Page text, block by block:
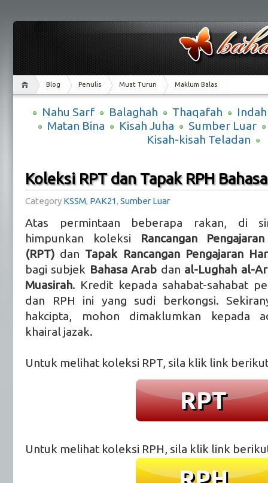
Blog Penulis Muat Turun Maklum Balas
Nahu Sarf Balaghah Thaqafah
Matan Bina
Kisah Juha
Sumber Luar
Kisah-kisah Teladan
Koleksi RPT dan Tapak RPH
Category KSSM, PAK21, Sumber Luar
Atas permintaan beberapa rakan, di
himpunkan koleksi
Rancangan
(RPT) dan Tapak Rancangan Pengajaran
bagi subjek Bahasa Arab dan al-Lughah al-
Muasirah. Kredit kepada sahabat-sahabat
dan RPH ini yang sudi berkongsi.
hakcipta, mohon dimaklumkan kepada
khairal jazak.
Untuk melihat koleksi RPT, sila klik link
Untuk melihat koleksi RPH, sila klik link